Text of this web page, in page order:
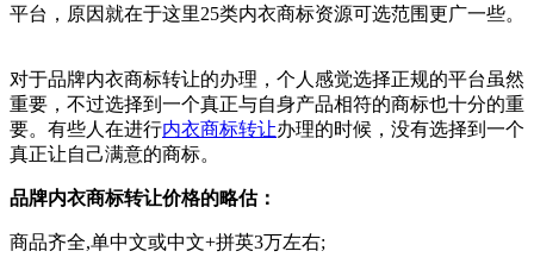
平台，原因就在于这里25类内衣商标资源可选范围更广一些。
对于品牌内衣商标转让的办理，个人感觉选择正规的平台虽然
重要，不过选择到一个真正与自身产品相符的商标也十分的重
要。有些人在进行内衣商标转让办理的时候，没有选择到一个
真正让自己满意的商标。
品牌内衣商标转让价格的略估：
商品齐全,单中文或中文+拼英3万左右;